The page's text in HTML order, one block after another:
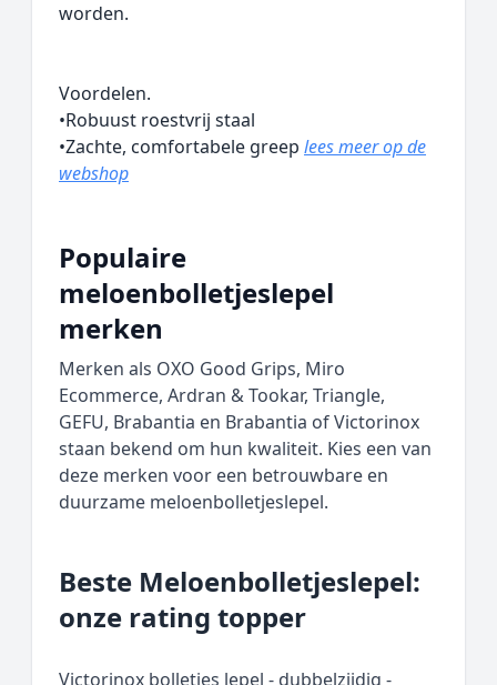
worden.
Voordelen.
•Robuust roestvrij staal
•Zachte, comfortabele greep lees meer op de
webshop
Populaire
meloenbolletjeslepel
merken
Merken als OXO Good Grips, Miro
Ecommerce, Ardran & Tookar, Triangle,
GEFU, Brabantia en Brabantia of Victorinox
staan bekend om hun kwaliteit. Kies een van
deze merken voor een betrouwbare en
duurzame meloenbolletjeslepel.
Beste Meloenbolletjeslepel:
onze rating topper
Victorinox bolletjes lepel - dubbelzijdig -